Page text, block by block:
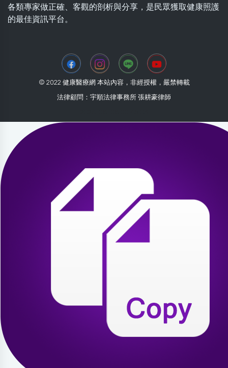
各類專家做正確、客觀的剖析與分享，是民眾獲取健康照護
的最佳資訊平台。
© 2022 健康醫療網 本站內容，非經授權，嚴禁轉載
法律顧問：宇順法律事務所 張耕豪律師